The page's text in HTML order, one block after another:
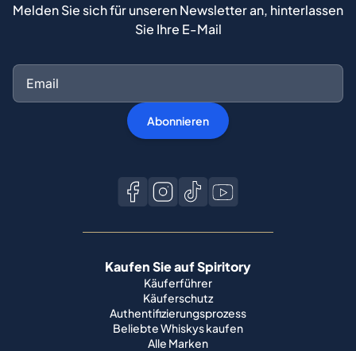
Melden Sie sich für unseren Newsletter an, hinterlassen
Sie Ihre E-Mail
Abonnieren
Kaufen Sie auf Spiritory
Käuferführer
Käuferschutz
Authentifizierungsprozess
Beliebte Whiskys kaufen
Alle Marken